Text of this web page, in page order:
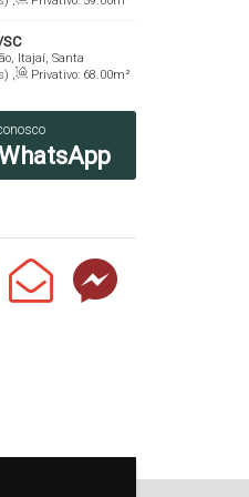
, Útil: 59.00m²
Itajaí, Santa
, Privativo: 68.00m²